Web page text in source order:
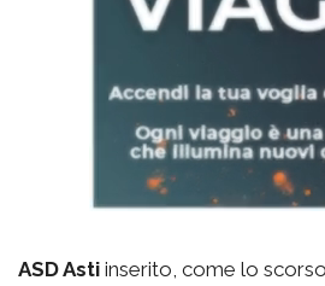
ASD Asti inserito, come lo